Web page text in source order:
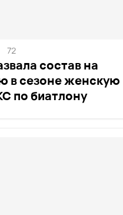
состав на
в сезоне женскую
по биатлону
72